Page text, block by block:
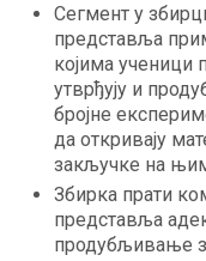
Сегмент у
представља
којима ученици
утврђују и
бројне
да откривају
закључке на
Збирка прати
представља
продубљивање